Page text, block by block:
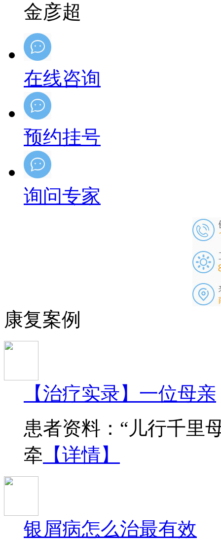
金彦超
在线咨询
预约挂号
询问专家
康复案例
【治疗实录】一位母亲
患者资料：“儿行千里
牵 【详情】
银屑病怎么治最有效